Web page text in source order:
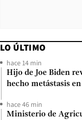
LO ÚLTIMO
hace 14 min
Hijo de Joe Biden
hecho metástasis
hace 46 min
Ministerio de